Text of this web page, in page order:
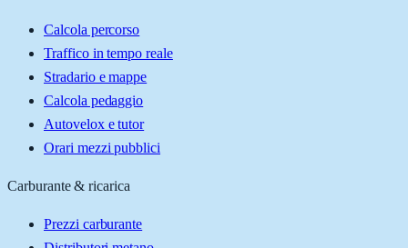
Calcola percorso
Traffico in tempo reale
Stradario e mappe
Calcola pedaggio
Autovelox e tutor
Orari mezzi pubblici
Carburante & ricarica
Prezzi carburante